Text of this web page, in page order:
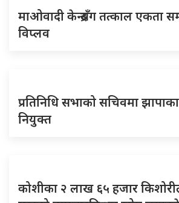
माओवादी केन्द्रसँग तत्काल एकता
विप्लव
प्रतिनिधि सभाको सचिवमा
नियुक्त
कोशीका २ लाख ६५ हजार